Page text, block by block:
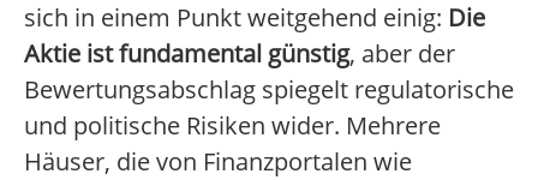
sich in einem Punkt weitgehend einig: Die
Aktie ist fundamental günstig, aber der
Bewertungsabschlag spiegelt regulatorische
und politische Risiken wider. Mehrere
Häuser, die von Finanzportalen wie